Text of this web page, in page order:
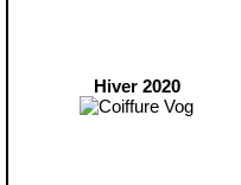
Hiver 2020